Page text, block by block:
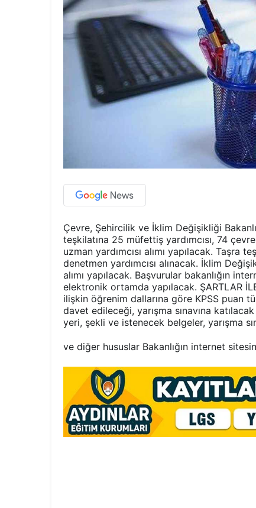
Çevre, Şehircilik ve İklim Değişikliği
teşkilatına 25 müfettiş yardımcısı, 74
uzman yardımcısı alımı yapılacak. Taşra
denetmen yardımcısı alınacak. İklim
alımı yapılacak. Başvurular bakanlığın
elektronik ortamda yapılacak. ŞARTLAR
ilişkin öğrenim dallarına göre KPSS puan
davet edileceği, yarışma sınavına
yeri, şekli ve istenecek belgeler, yarışma
ve diğer hususlar Bakanlığın internet